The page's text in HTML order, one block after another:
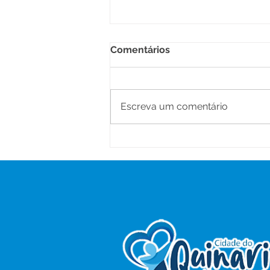
Comentários
Escreva um comentário